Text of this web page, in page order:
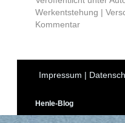
Werkentstehung |
Kommentar
Impressum |
Henle-Blog